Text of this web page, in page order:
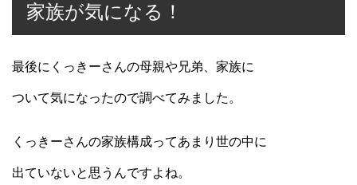
家族が気になる！
最後にくっきーさんの母親や兄弟、家族に
ついて気になったので調べてみました。
くっきーさんの家族構成ってあまり世の中に
出ていないと思うんですよね。